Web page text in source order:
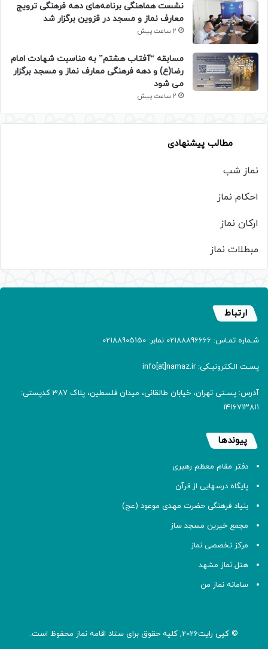
نشست هماهنگی برنامه‌های دهه فرهنگی ترویج
معارف نماز و مسجد در قزوین برگزار شد
2 ساعت پیش
مسابقه “آفتاب هشتم” به مناسبت شهادت امام
رضا(ع) و دهه فرهنگی معارف نماز و مسجد برگزار
می شود
2 ساعت پیش
مطالب پیشنهادی
نماز شب
احکام نماز
ارکان نماز
مبطلات نماز
ارتباط
شـماره تمـاس: 02188896666 نمابر: 02188905150
پسـت الـکترونیـکی: info[at]namaz.ir
آدرس: پسـتی تهران، خیابان طالقانی، میدان فلسطین، پلاک 387 کدپستی:
۱۴۱۶۷۱۳۸۱۱
پیوندها
دفتر مقام معظم رهبری
پایگاه درسهایی از قرآن
بنیاد فرهنگی حضرت مهدی موعود (عج)
مجمع خیرین مسجد ساز
مرکز تخصصی نماز
هتل نماز مشهد
سامانه نماز من
© کپی رایت2026, کلیه حقوق برای ستاد اقامه نماز محفوظ است.